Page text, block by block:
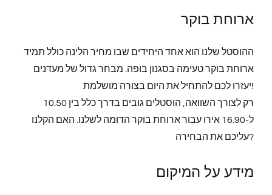
ארוחת בוקר
ההוסטל שלנו הוא אחד היחידים שבו מחיר הלינה כולל תמיד
ארוחת בוקר טעימה בסגנון בופה. מבחר גדול של מעדנים
יעזרו לכם להתחיל את היום בצורה מושלמת!
רק לצורך השוואה, הוסטלים גובים בדרך כלל בין 10.50
ל-16.90 אירו עבור ארוחת בוקר הדומה לשלנו. האם הקלנו
עליכם את הבחירה?
מידע על המיקום